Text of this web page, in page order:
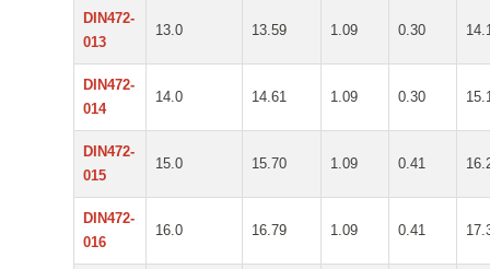
DIN472-
013
13.0 13.59 1.09 0.30
DIN472-
014
14.0 14.61 1.09 0.30
DIN472-
015
15.0 15.70 1.09 0.41
DIN472-
016
16.0 16.79 1.09 0.41